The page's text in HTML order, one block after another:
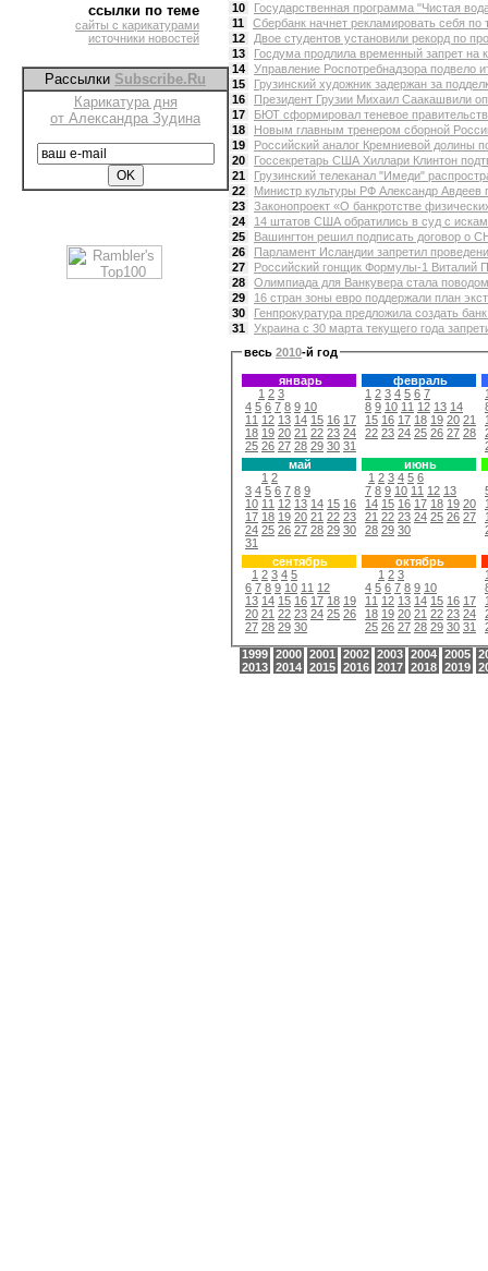
ссылки по теме
сайты с карикатурами
источники новостей
Рассылки Subscribe.Ru
Карикатура дня
от Александра Зудина
10
Государственная программа "Чистая
11
Сбербанк начнет рекламировать себя по
12
Двое студентов установили рекорд по
13
Госдума продлила временный запрет на
14
Управление Роспотребнадзора подвело
15
Грузинский художник задержан за
16
Президент Грузии Михаил Саакашвили
17
БЮТ сформировал теневое
18
Новым главным тренером сборной
19
Российский аналог Кремниевой долины
20
Госсекретарь США Хиллари Клинтон
21
Грузинский телеканал "Имеди"
22
Министр культуры РФ Александр Авдеев
23
Законопроект «О банкротстве
24
14 штатов США обратились в суд с
25
Вашингтон решил подписать договор о
26
Парламент Исландии запретил
27
Российский гонщик Формулы-1 Виталий
28
Олимпиада для Ванкувера стала
29
16 стран зоны евро поддержали план
30
Генпрокуратура предложила создать
31
Украина с 30 марта текущего года
весь 2010-й год
январь
1 2 3
4 5 6 7 8 9 10
11 12 13 14 15 16 17
18 19 20 21 22 23 24
25 26 27 28 29 30 31
февраль
1 2 3 4 5 6 7
8 9 10 11 12 13 14
15 16 17 18 19 20 21
22 23 24 25 26 27 28
май
1 2
3 4 5 6 7 8 9
10 11 12 13 14 15 16
17 18 19 20 21 22 23
24 25 26 27 28 29 30
31
июнь
1 2 3 4 5 6
7 8 9 10 11 12 13
14 15 16 17 18 19 20
21 22 23 24 25 26 27
28 29 30
сентябрь
1 2 3 4 5
6 7 8 9 10 11 12
13 14 15 16 17 18 19
20 21 22 23 24 25 26
27 28 29 30
октябрь
1 2 3
4 5 6 7 8 9 10
11 12 13 14 15 16 17
18 19 20 21 22 23 24
25 26 27 28 29 30 31
1999 2000 2001 2002 2003 2004 2005
2013 2014 2015 2016 2017 2018 2019